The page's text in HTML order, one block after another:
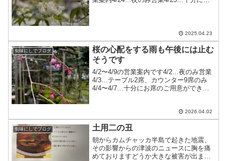
2025.04.23
旬味にしでブログ
桜の心配をする雨も午後には止む
そうです
4/2〜4/9の営業案内です4/2…夜のみ営業
4/3…テーブル2席、カウンター9席のみ
4/4〜4/7…十分にお席のご用意ができま
2026.04.02
旬味にしでブログ 土用二の丑
朝からカムチャッカ半島で起きた地震、
その影響からの津波のニュースに胸を痛
めておりますどうか大きな被害が出ませ